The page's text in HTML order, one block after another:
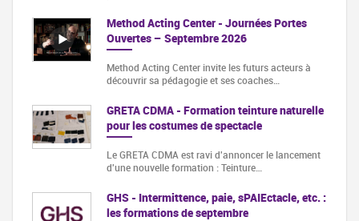
Method Acting Center - Journées Portes
Ouvertes – Septembre 2026
Method Acting Center invite les futurs acteurs à
découvrir sa pédagogie et ses coaches…
GRETA CDMA - Formation teinture naturelle
pour les costumes de spectacle
Le GRETA CDMA est ravi d'annoncer le lancement
d'une nouvelle formation : Teinture…
GHS - Intermittence, paie, sPAIEctacle, etc. :
les formations de septembre